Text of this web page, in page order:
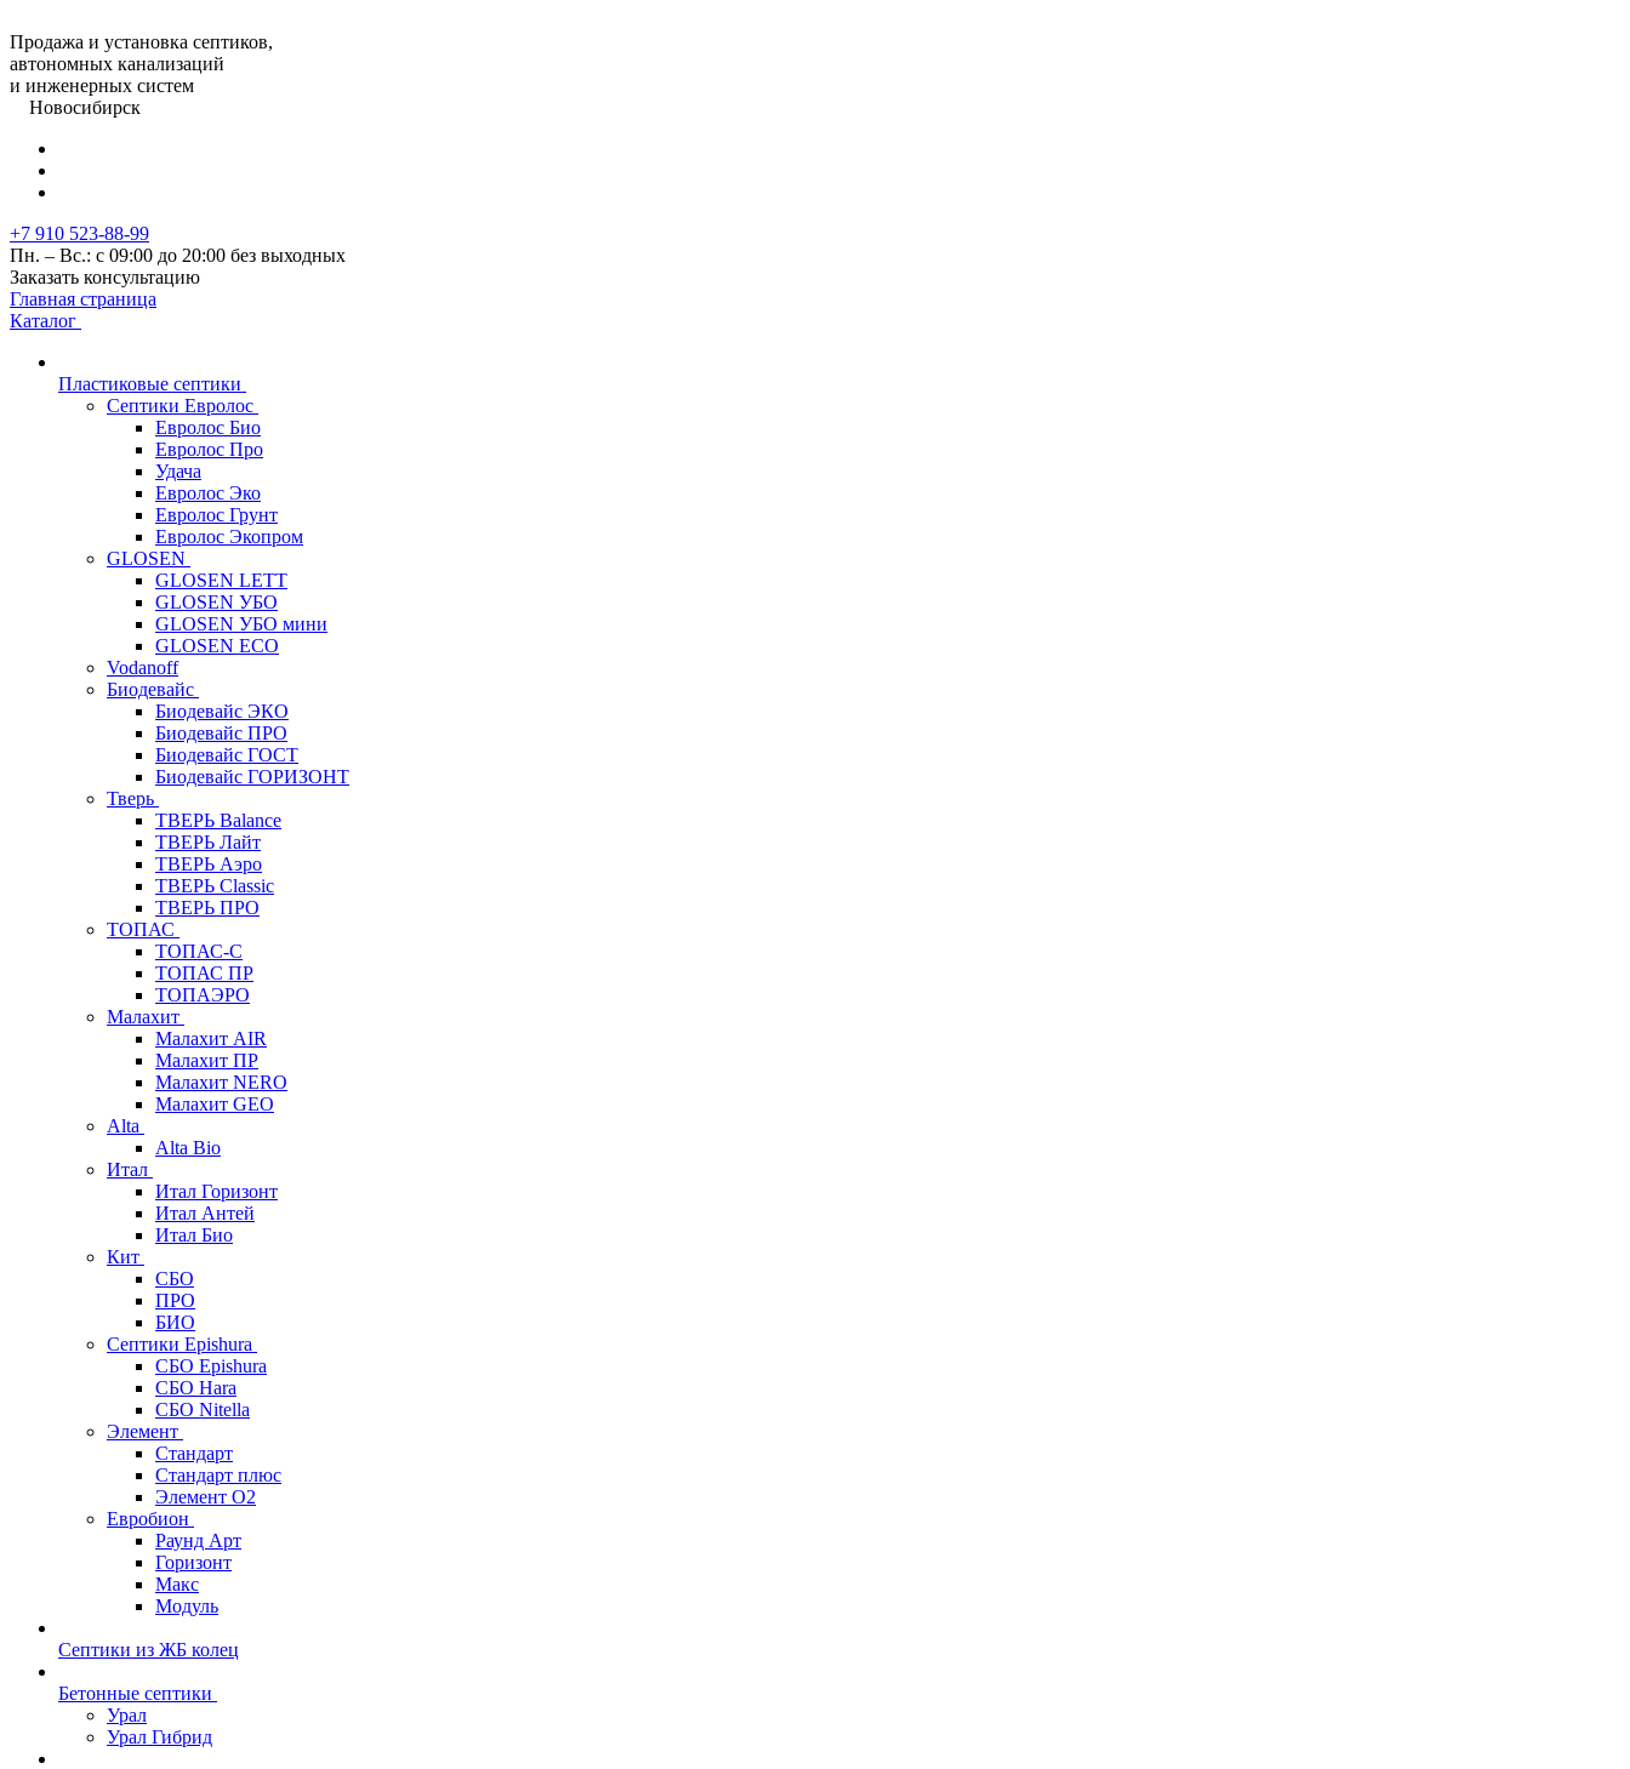
Продажа и установка септиков,
автономных канализаций
и инженерных систем
Новосибирск
+7 910 523-88-99
Пн. – Вс.: с 09:00 до 20:00 без выходных
Заказать консультацию
Главная страница
Каталог
Пластиковые септики
Септики Евролос
Евролос Био
Евролос Про
Удача
Евролос Эко
Евролос Грунт
Евролос Экопром
GLOSEN
GLOSEN LETT
GLOSEN УБО
GLOSEN УБО мини
GLOSEN ECO
Vodanoff
Биодевайс
Биодевайс ЭКО
Биодевайс ПРО
Биодевайс ГОСТ
Биодевайс ГОРИЗОНТ
Тверь
ТВЕРЬ Balance
ТВЕРЬ Лайт
ТВЕРЬ Аэро
ТВЕРЬ Classic
ТВЕРЬ ПРО
ТОПАС
ТОПАС-С
ТОПАС ПР
ТОПАЭРО
Малахит
Малахит AIR
Малахит ПР
Малахит NERO
Малахит GEO
Alta
Alta Bio
Итал
Итал Горизонт
Итал Антей
Итал Био
Кит
СБО
ПРО
БИО
Септики Epishura
СБО Epishura
СБО Hara
СБО Nitella
Элемент
Стандарт
Стандарт плюс
Элемент О2
Евробион
Раунд Арт
Горизонт
Макс
Модуль
Септики из ЖБ колец
Бетонные септики
Урал
Урал Гибрид